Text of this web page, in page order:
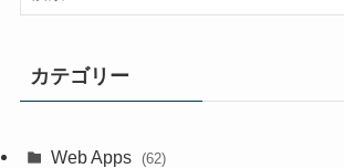
カテゴリー
Web Apps (62)